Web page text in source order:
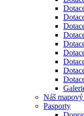
Náš
Pasporty